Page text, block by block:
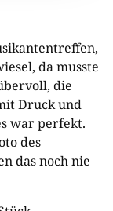
da musste
die
Druck und
war perfekt.
des
das noch nie